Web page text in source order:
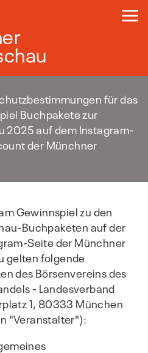
für das
Buchpakete zur
2025 auf dem Instagram-
der Münchner
Gewinnspiel zu den
Buchpaketen auf der
Seite der Münchner
gelten folgende
des Börsenvereins des
- Landesverband
1, 80333 München
"Veranstalter"):